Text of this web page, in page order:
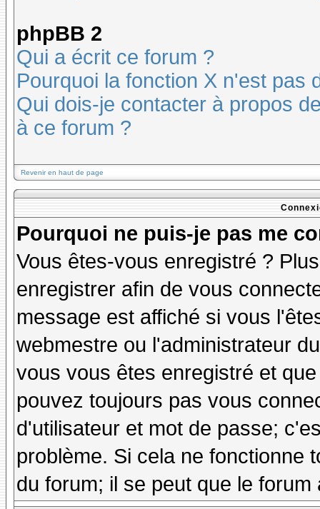
phpBB 2
Qui a écrit ce forum ?
Pourquoi la fonction X n'est pas
Qui dois-je contacter à propos
à ce forum ?
Revenir en haut de page
Pourquoi ne puis-je pas me
Vous êtes-vous enregistré ?
enregistrer afin de vous
message est affiché si vous
webmestre ou l'administrateur
vous vous êtes enregistré et
pouvez toujours pas vous
d'utilisateur et mot de passe;
problème. Si cela ne fonctionne
du forum; il se peut que le